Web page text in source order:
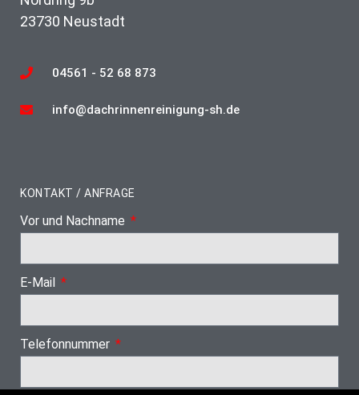
23730 Neustadt
04561 - 52 68 873
info@dachrinnenreinigung-sh.de
KONTAKT / ANFRAGE
Vor und Nachname
E-Mail
Telefonnummer